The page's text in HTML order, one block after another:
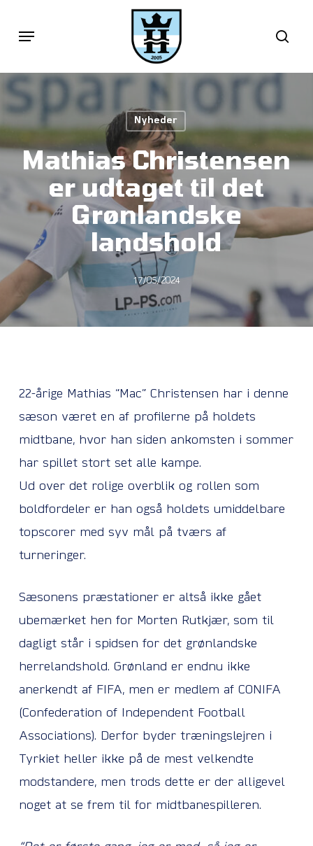
content
Menu
Nyheder
Mathias Christensen
er udtaget til det
Grønlandske
landshold
17/05/2024
22-årige Mathias “Mac” Christensen har i denne
sæson været en af profilerne på holdets
midtbane, hvor han siden ankomsten i sommer
har spillet stort set alle kampe.
Ud over det rolige overblik og rollen som
boldfordeler er han også holdets umiddelbare
topscorer med syv mål på tværs af
turneringer.
Sæsonens præstationer er altså ikke gået
ubemærket hen for Morten Rutkjær, som til
dagligt står i spidsen for det grønlandske
herrelandshold. Grønland er endnu ikke
anerkendt af FIFA, men er medlem af CONIFA
(Confederation of Independent Football
Associations). Derfor byder træningslejren i
Tyrkiet heller ikke på de mest velkendte
modstandere, men trods dette er der alligevel
noget at se frem til for midtbanespilleren.